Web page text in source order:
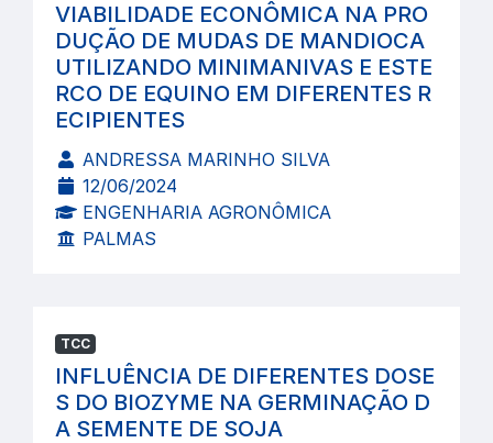
VIABILIDADE ECONÔMICA NA PRO
DUÇÃO DE MUDAS DE MANDIOCA
UTILIZANDO MINIMANIVAS E ESTE
RCO DE EQUINO EM DIFERENTES R
ECIPIENTES
ANDRESSA MARINHO SILVA
12/06/2024
ENGENHARIA AGRONÔMICA
PALMAS
TCC
INFLUÊNCIA DE DIFERENTES DOSE
S DO BIOZYME NA GERMINAÇÃO D
A SEMENTE DE SOJA